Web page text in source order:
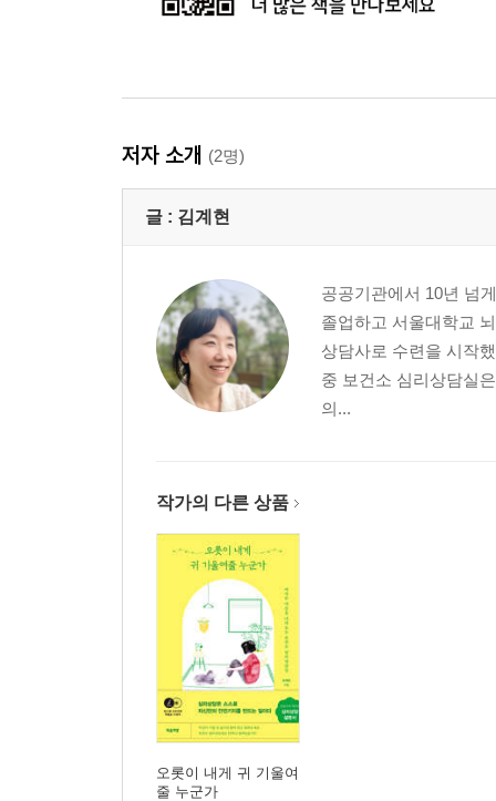
저자 소개 (2명)
글 : 김계현
공공기관에서 10년 넘
졸업하고 서울대학교
상담사로 수련을 시작
중 보건소 심리상담실
의...
작가의 다른 상품
오롯이 내게 귀 기울여
줄 누군가